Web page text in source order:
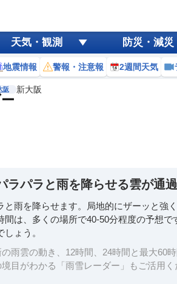
天気・観測 防災・減災
地震情報 警報・注意報 2週間天気
阪 新大阪
ラパラと雨を降らせる雲が通
と雨を降らせます。局地的にザーッと強
間は、多くの場所で40-50分程度の予想
ょう。
雨雲の動き、12時間、24時間と最大60
目がわかる「雨雪レーダー」もご活用く